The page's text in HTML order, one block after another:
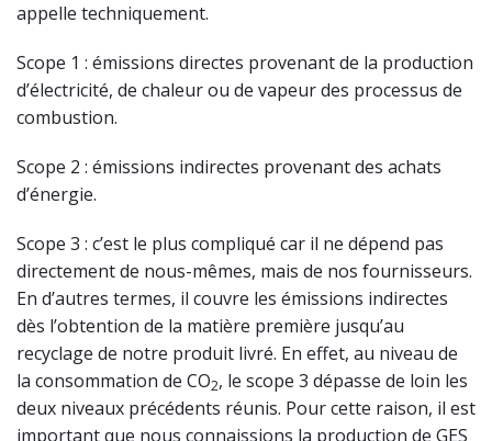
appelle techniquement.
Scope 1 : émissions directes provenant de la production
d’électricité, de chaleur ou de vapeur des processus de
combustion.
Scope 2 : émissions indirectes provenant des achats
d’énergie.
Scope 3 : c’est le plus compliqué car il ne dépend pas
directement de nous-mêmes, mais de nos fournisseurs.
En d’autres termes, il couvre les émissions indirectes
dès l’obtention de la matière première jusqu’au
recyclage de notre produit livré. En effet, au niveau de
la consommation de CO2, le scope 3 dépasse de loin les
deux niveaux précédents réunis. Pour cette raison, il est
important que nous connaissions la production de GES